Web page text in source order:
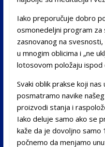
Iako preporučuje dobro
osmonedeljni program
zasnovanog na
u mnogim oblicima i „ne
lotosovom položaju ispod
Svaki oblik prakse koji
posmatramo navike
proizvodi stanja i
Iako deluje samo ako se
kaže da je dovoljno samo
počnemo da menjamo